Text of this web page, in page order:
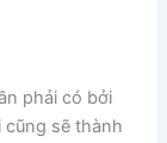
phải có bởi
sẽ thành